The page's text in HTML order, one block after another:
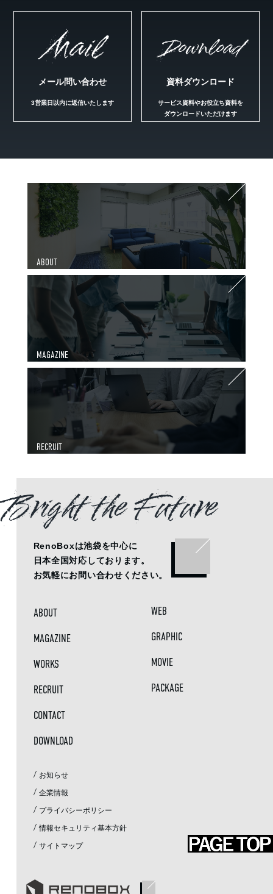
Mail
メール問い合わせ
3営業日以内に返信いたします
Download
資料ダウンロード
サービス資料やお役立ち資料を
ダウンロードいただけます
ABOUT
MAGAZINE
RECRUIT
Bright the Future
RenoBoxは池袋を中心に
日本全国対応しております。
お気軽にお問い合わせください。
ABOUT
MAGAZINE
WORKS
RECRUIT
CONTACT
DOWNLOAD
/ お知らせ
/ 企業情報
/ プライバシーポリシー
/情報セキュリティ基本方針
/ サイトマップ
WEB
GRAPHIC
MOVIE
PACKAGE